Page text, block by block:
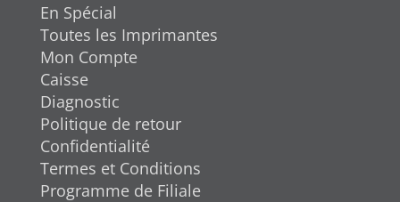
En Spécial
Toutes les Imprimantes
Mon Compte
Caisse
Diagnostic
Politique de retour
Confidentialité
Termes et Conditions
Programme de Filiale